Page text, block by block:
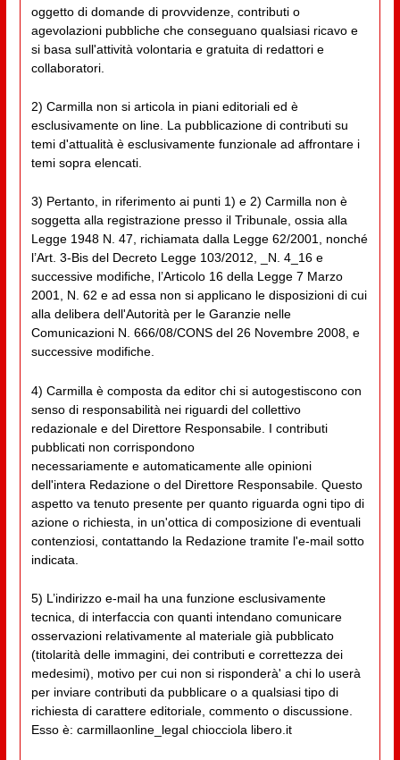
oggetto di domande di provvidenze, contributi o
agevolazioni pubbliche che conseguano qualsiasi ricavo e
si basa sull'attività volontaria e gratuita di redattori e
collaboratori.
2) Carmilla non si articola in piani editoriali ed è
esclusivamente on line. La pubblicazione di contributi su
temi d'attualità è esclusivamente funzionale ad affrontare i
temi sopra elencati.
3) Pertanto, in riferimento ai punti 1) e 2) Carmilla non è
soggetta alla registrazione presso il Tribunale, ossia alla
Legge 1948 N. 47, richiamata dalla Legge 62/2001, nonché
l’Art. 3-Bis del Decreto Legge 103/2012, _N. 4_16 e
successive modifiche, l’Articolo 16 della Legge 7 Marzo
2001, N. 62 e ad essa non si applicano le disposizioni di cui
alla delibera dell'Autorità per le Garanzie nelle
Comunicazioni N. 666/08/CONS del 26 Novembre 2008, e
successive modifiche.
4) Carmilla è composta da editor chi si autogestiscono con
senso di responsabilità nei riguardi del collettivo
redazionale e del Direttore Responsabile. I contributi
pubblicati non corrispondono
necessariamente e automaticamente alle opinioni
dell'intera Redazione o del Direttore Responsabile. Questo
aspetto va tenuto presente per quanto riguarda ogni tipo di
azione o richiesta, in un'ottica di composizione di eventuali
contenziosi, contattando la Redazione tramite l'e-mail sotto
indicata.
5) L’indirizzo e-mail ha una funzione esclusivamente
tecnica, di interfaccia con quanti intendano comunicare
osservazioni relativamente al materiale già pubblicato
(titolarità delle immagini, dei contributi e correttezza dei
medesimi), motivo per cui non si risponderà' a chi lo userà
per inviare contributi da pubblicare o a qualsiasi tipo di
richiesta di carattere editoriale, commento o discussione.
Esso è: carmillaonline_legal chiocciola libero.it